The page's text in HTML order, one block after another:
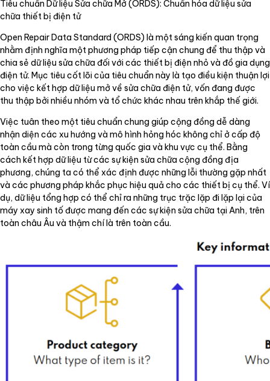
Tiêu chuẩn Dữ liệu Sửa chữa Mở (ORDS): Chuẩn hóa dữ liệu sửa
chữa thiết bị điện tử
Open Repair Data Standard (ORDS) là một sáng kiến quan trọng
nhằm định nghĩa một phương pháp tiếp cận chung để thu thập và
chia sẻ dữ liệu sửa chữa đối với các thiết bị điện nhỏ và đồ gia dụng
điện tử. Mục tiêu cốt lõi của tiêu chuẩn này là tạo điều kiện thuận lợi
cho việc kết hợp dữ liệu mở về sửa chữa điện tử, vốn đang được
thu thập bởi nhiều nhóm và tổ chức khác nhau trên khắp thế giới.
Việc tuân theo một tiêu chuẩn chung giúp cộng đồng dễ dàng
nhận diện các xu hướng và mô hình hỏng hóc không chỉ ở cấp độ
toàn cầu mà còn trong từng quốc gia và khu vực cụ thể. Bằng
cách kết hợp dữ liệu từ các sự kiện sửa chữa cộng đồng địa
phương, chúng ta có thể xác định được những lỗi thường gặp nhất
và các phương pháp khắc phục hiệu quả cho các thiết bị cụ thể. Ví
dụ, dữ liệu tổng hợp có thể chỉ ra những trục trặc lặp đi lặp lại của
máy xay sinh tố được mang đến các sự kiện sửa chữa tại Anh, trên
toàn châu Âu và thậm chí là trên toàn cầu.